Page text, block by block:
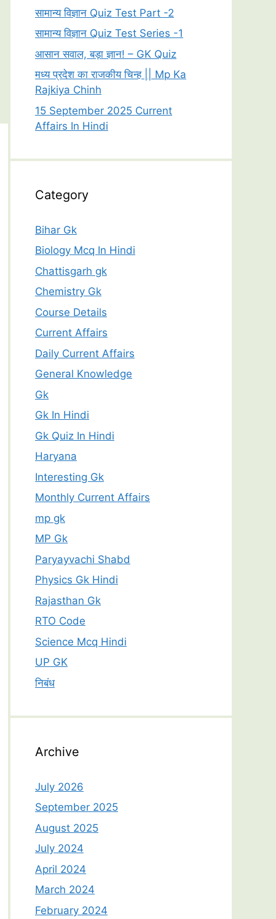
सामान्य विज्ञान Quiz Test Part -2
सामान्य विज्ञान Quiz Test Series -1
आसान सवाल, बड़ा ज्ञान! – GK Quiz
मध्य प्रदेश का राजकीय चिन्ह || Mp Ka
Rajkiya Chinh
15 September 2025 Current
Affairs In Hindi
Category
Bihar Gk
Biology Mcq In Hindi
Chattisgarh gk
Chemistry Gk
Course Details
Current Affairs
Daily Current Affairs
General Knowledge
Gk
Gk In Hindi
Gk Quiz In Hindi
Haryana
Interesting Gk
Monthly Current Affairs
mp gk
MP Gk
Paryayvachi Shabd
Physics Gk Hindi
Rajasthan Gk
RTO Code
Science Mcq Hindi
UP GK
निबंध
Archive
July 2026
September 2025
August 2025
July 2024
April 2024
March 2024
February 2024